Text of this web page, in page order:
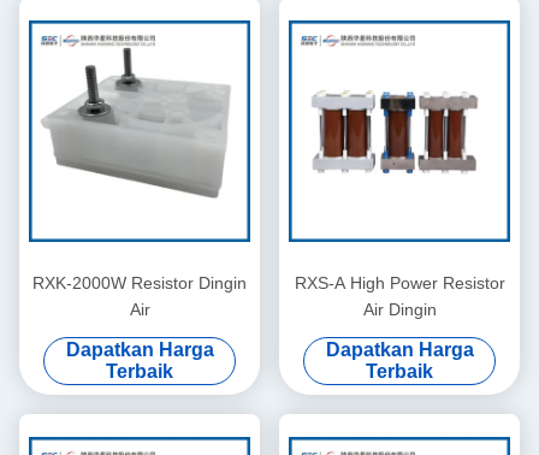
RXK-2000W Resistor Dingin
Air
Dapatkan Harga
Terbaik
RXS-A High Power Resistor
Air Dingin
Dapatkan Harga
Terbaik